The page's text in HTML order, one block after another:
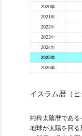
2020年
2021年
2022年
2023年
2024年
2025年
2026年
イスラム暦（ヒ
純粋太陰暦であ
地球が太陽を回る